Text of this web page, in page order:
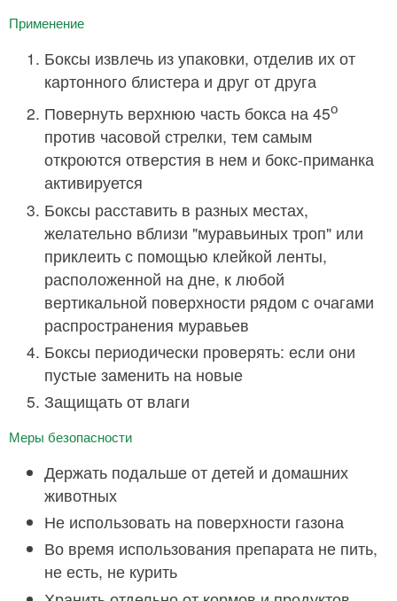
Применение
Боксы извлечь из упаковки, отделив их от
картонного блистера и друг от друга
Повернуть верхнюю часть бокса на 45о
против часовой стрелки, тем самым
откроются отверстия в нем и бокс-приманка
активируется
Боксы расставить в разных местах,
желательно вблизи "муравьиных троп" или
приклеить с помощью клейкой ленты,
расположенной на дне, к любой
вертикальной поверхности рядом с очагами
распространения муравьев
Боксы периодически проверять: если они
пустые заменить на новые
Защищать от влаги
Меры безопасности
Держать подальше от детей и домашних
животных
Не использовать на поверхности газона
Во время использования препарата не пить,
не есть, не курить